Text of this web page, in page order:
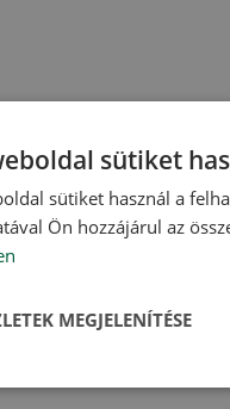
sütiket
sütiket használ a
Ön hozzájárul az
MEGJELENÍTÉSE